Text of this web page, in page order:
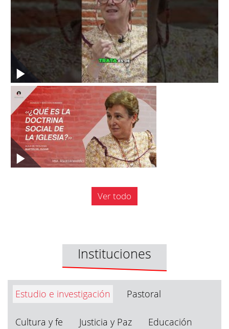
Ver todo
Instituciones
Estudio e investigación Pastoral
Cultura y fe Justicia y Paz Educación